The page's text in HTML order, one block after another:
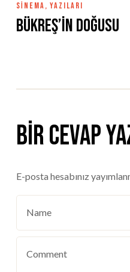
SINEMA, YAZILARI
Bükreş’in Doğusu
Bir cevap
E-posta hesabınız